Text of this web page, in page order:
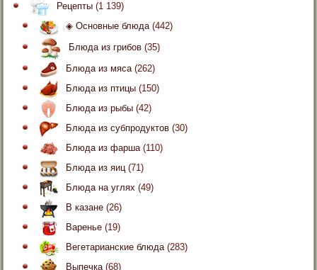
Рецепты (1 139)
◈ Основные блюда(442)
Блюда из грибов (35)
Блюда из мяса(262)
Блюда из птицы (150)
Блюда из рыбы (42)
Блюда из субпродуктов (30)
Блюда из фарша(110)
Блюда из яиц(71)
Блюда на углях (49)
В казане (26)
Варенье (19)
Вегетарианские блюда(283)
Выпечка(68)